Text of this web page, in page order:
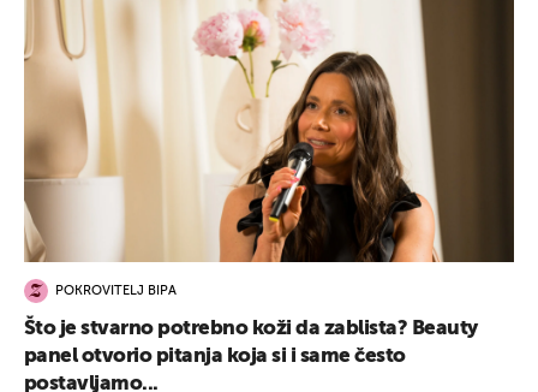
POKROVITELJ BIPA
Što je stvarno potrebno koži da zablista? Beauty
panel otvorio pitanja koja si i same često
postavljamo...